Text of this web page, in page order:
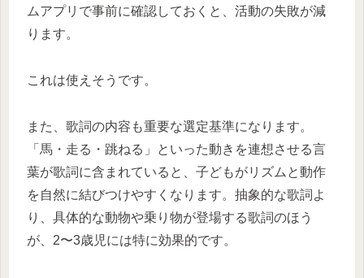
ムアプリで事前に確認しておくと、活動の失敗が減
ります。
これは使えそうです。
また、歌詞の内容も重要な選定基準になります。
「馬・走る・跳ねる」といった動きを連想させる言
葉が歌詞に含まれていると、子どもがリズムと動作
を自然に結びつけやすくなります。抽象的な歌詞よ
り、具体的な動物や乗り物が登場する歌詞のほう
が、2〜3歳児には特に効果的です。